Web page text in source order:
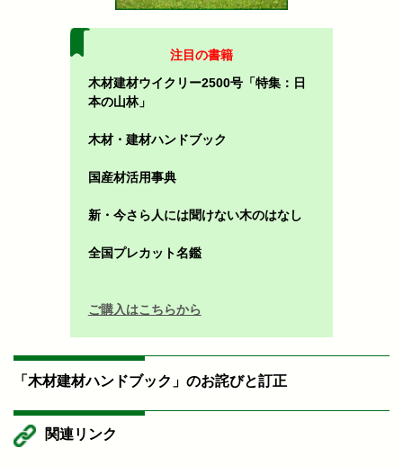
注目の書籍
木材建材ウイクリー2500号「特集：日
本の山林」
木材・建材ハンドブック
国産材活用事典
新・今さら人には聞けない木のはなし
全国プレカット名鑑
ご購入はこちらから
「木材建材ハンドブック」のお詫びと訂正
関連リンク